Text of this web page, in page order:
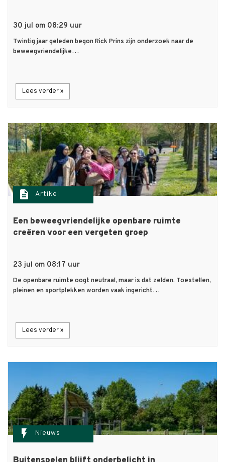
30 jul om 08:29 uur
Twintig jaar geleden begon Rick Prins zijn onderzoek naar de
beweegvriendelijke…
Lees verder »
description Artikel
Een beweegvriendelijke openbare ruimte
creëren voor een vergeten groep
23 jul om 08:17 uur
De openbare ruimte oogt neutraal, maar is dat zelden. Toestellen,
pleinen en sportplekken worden vaak ingericht…
Lees verder »
flash_on Nieuws